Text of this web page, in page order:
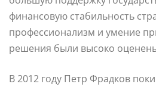
финансовую стабильность
профессионализм и умение
решения были высоко
В 2012 году Петр Фрадков